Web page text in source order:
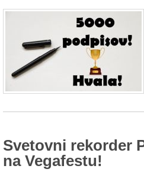
Svetovni rekorder
na Vegafestu!